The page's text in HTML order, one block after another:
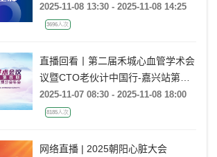
2025-11-08 13:30 - 2025-11-08 14:25
3696人次
直播回看丨第二届禾城心血管学术会
议暨CTO老伙计中国行-嘉兴站第四
期暨2025年嘉兴市医学会心电生理
与起搏分会年会
2025-11-07 08:30 - 2025-11-08 18:00
8185人次
网络直播 | 2025朝阳心脏大会